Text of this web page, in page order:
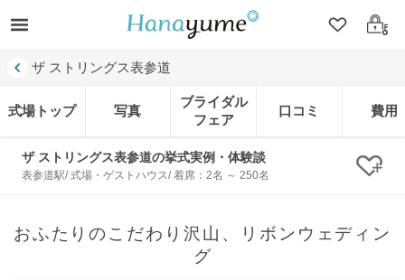
クリップ
ログ
ザ ストリングス表参道
式場トップ 写真
ブライダル
フェア
口コミ 費用
ザ ストリングス表参道の挙式実例・体験談
表参道駅/ 式場・ゲストハウス/ 着席：2名 ～ 250名 ク
おふたりのこだわり沢山、リボンウェディン
グ